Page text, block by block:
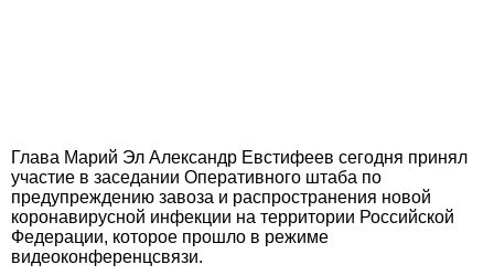
Глава Марий Эл Александр Евстифеев сегодня принял
участие в заседании Оперативного штаба по
предупреждению завоза и распространения новой
коронавирусной инфекции на территории Российской
Федерации, которое прошло в режиме
видеоконференцсвязи.